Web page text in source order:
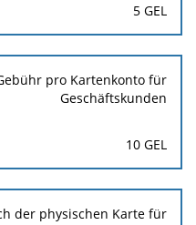
5 GEL
pro Kartenkonto für
Geschäftskunden
10 GEL
der physischen Karte für